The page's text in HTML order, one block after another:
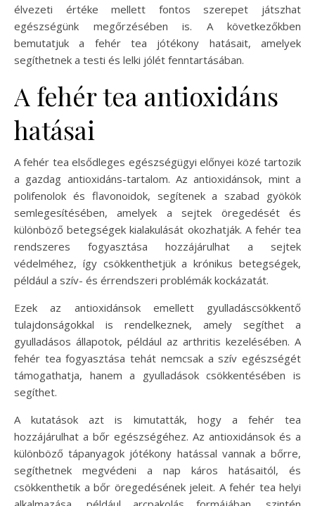
élvezeti értéke mellett fontos szerepet játszhat
egészségünk megőrzésében is. A következőkben
bemutatjuk a fehér tea jótékony hatásait, amelyek
segíthetnek a testi és lelki jólét fenntartásában.
A fehér tea antioxidáns
hatásai
A fehér tea elsődleges egészségügyi előnyei közé tartozik
a gazdag antioxidáns-tartalom. Az antioxidánsok, mint a
polifenolok és flavonoidok, segítenek a szabad gyökök
semlegesítésében, amelyek a sejtek öregedését és
különböző betegségek kialakulását okozhatják. A fehér tea
rendszeres fogyasztása hozzájárulhat a sejtek
védelméhez, így csökkenthetjük a krónikus betegségek,
például a szív- és érrendszeri problémák kockázatát.
Ezek az antioxidánsok emellett gyulladáscsökkentő
tulajdonságokkal is rendelkeznek, amely segíthet a
gyulladásos állapotok, például az arthritis kezelésében. A
fehér tea fogyasztása tehát nemcsak a szív egészségét
támogathatja, hanem a gyulladások csökkentésében is
segíthet.
A kutatások azt is kimutatták, hogy a fehér tea
hozzájárulhat a bőr egészségéhez. Az antioxidánsok és a
különböző tápanyagok jótékony hatással vannak a bőrre,
segíthetnek megvédeni a nap káros hatásaitól, és
csökkenthetik a bőr öregedésének jeleit. A fehér tea helyi